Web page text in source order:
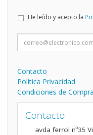
He leído y acepto la
Contacto
Política Privacidad
Condiciones de Compra
Contacto
avda ferrol nº35